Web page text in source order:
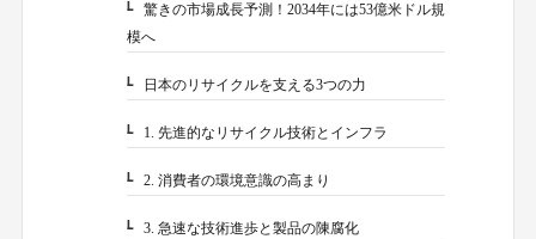
1-1.驚きの市場成長予測！2034年には53億米ドル規
模へ
1-2.日本のリサイクルを支える3つの力
1-2-1.1. 先進的なリサイクル技術とインフラ
1-2-2.
2. 消費者の環境意識の高まり
1-2-3.
3. 急速な技術進歩と製品の陳腐化